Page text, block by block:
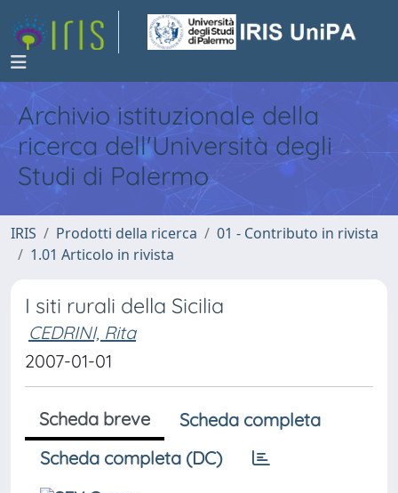
Archivio istituzionale della
ricerca dell'Università degli
Studi di Palermo
IRIS Prodotti della ricerca
01 - Contributo in rivista
1.01 Articolo in rivista
I siti rurali della Sicilia
CEDRINI, Rita
2007-01-01
Scheda breve
Scheda completa
Scheda completa (DC)